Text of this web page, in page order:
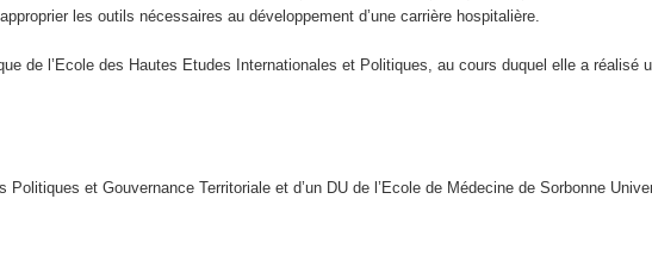
les outils nécessaires au développement d’une carrière hospitalière.
de l’Ecole des Hautes Etudes Internationales et Politiques, au cours duquel elle a réalisé
et Gouvernance Territoriale et d’un DU de l’Ecole de Médecine de Sorbonne